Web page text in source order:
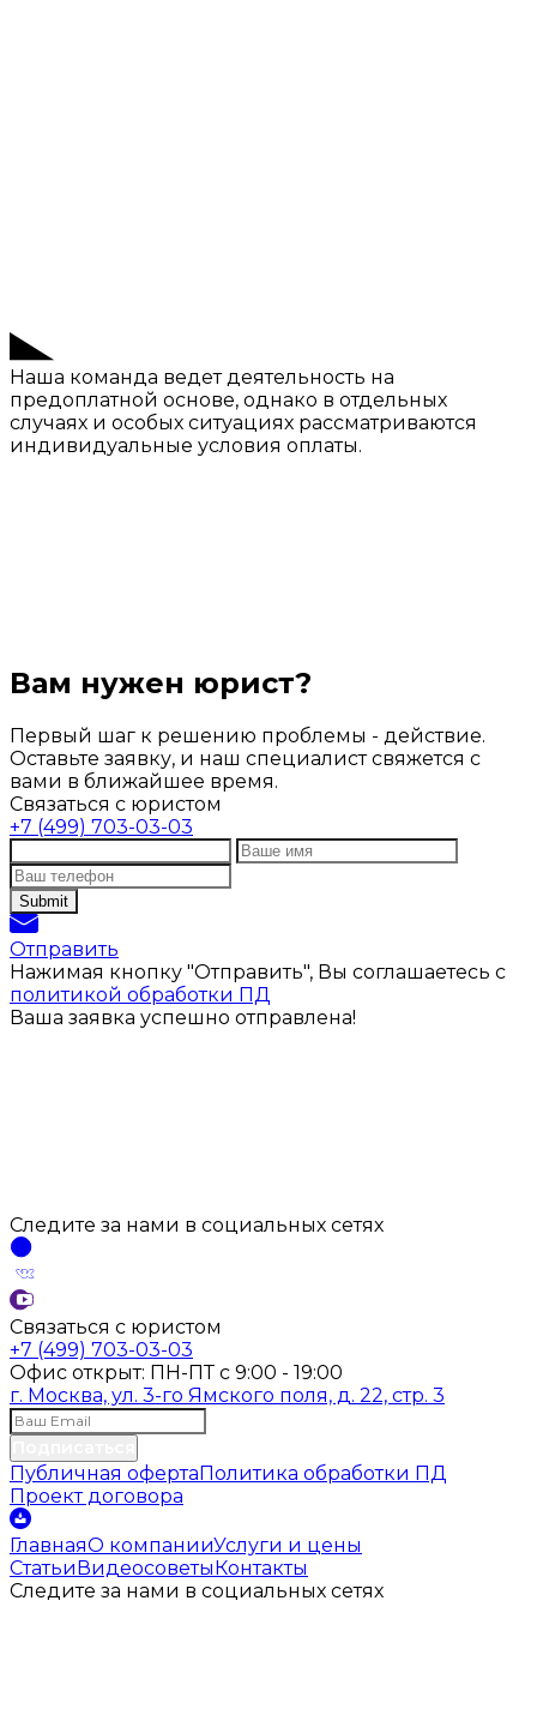
Наша команда ведет деятельность на
предоплатной основе, однако в отдельных
случаях и особых ситуациях рассматриваются
индивидуальные условия оплаты.
Вам нужен юрист?
Первый шаг к решению проблемы - действие.
Оставьте заявку, и наш специалист свяжется с
вами в ближайшее время.
Связаться с юристом
+7 (499) 703-03-03
Отправить
Нажимая кнопку "Отправить", Вы соглашаетесь с
политикой обработки ПД
Ваша заявка успешно отправлена!
Следите за нами в социальных сетях
Связаться с юристом
+7 (499) 703-03-03
Офис открыт: ПН-ПТ с 9:00 - 19:00
г. Москва, ул. 3-го Ямского поля, д. 22, стр. 3
Публичная офертаПолитика обработки ПД
Проект договора
ГлавнаяО компанииУслуги и цены
СтатьиВидеосоветыКонтакты
Следите за нами в социальных сетях